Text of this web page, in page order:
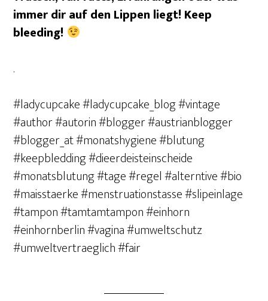
immer dir auf den Lippen liegt! Keep
bleeding!
.
#ladycupcake #ladycupcake_blog #vintage
#author #autorin #blogger #austrianblogger
#blogger_at #monatshygiene #blutung
#keepbledding #dieerdeisteinscheide
#monatsblutung #tage #regel #alterntive #bio
#maisstaerke #menstruationstasse #slipeinlage
#tampon #tamtamtampon #einhorn
#einhornberlin #vagina #umweltschutz
#umweltvertraeglich #fair